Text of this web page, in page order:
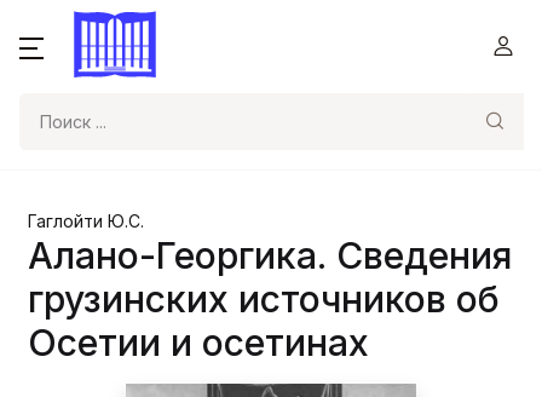
Гаглойти Ю.С.
Алано-Георгика. Сведения
грузинских источников об
Осетии и осетинах